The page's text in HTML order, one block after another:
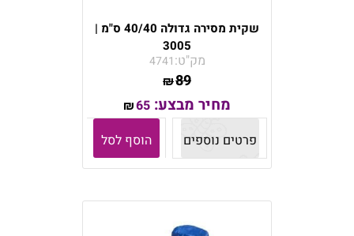
שקית מסירה גדולה 40/40 ס"מ |
3005
מק"ט:4741
₪89
מחיר מבצע: ₪65
פרטים נוספים
הוסף לסל